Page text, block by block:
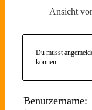
Ansicht
Du musst
können.
Benutzername: